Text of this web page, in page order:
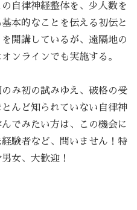
自律神経整体を、少人数を
本的なことを伝える初伝と
開講しているが、遠隔地の
ンラインでも実施する。
み初の試みゆえ、破格の受
んど知られていない自律神
でみたい方は、この機会に
験者など、問いません！特
女、大歓迎！